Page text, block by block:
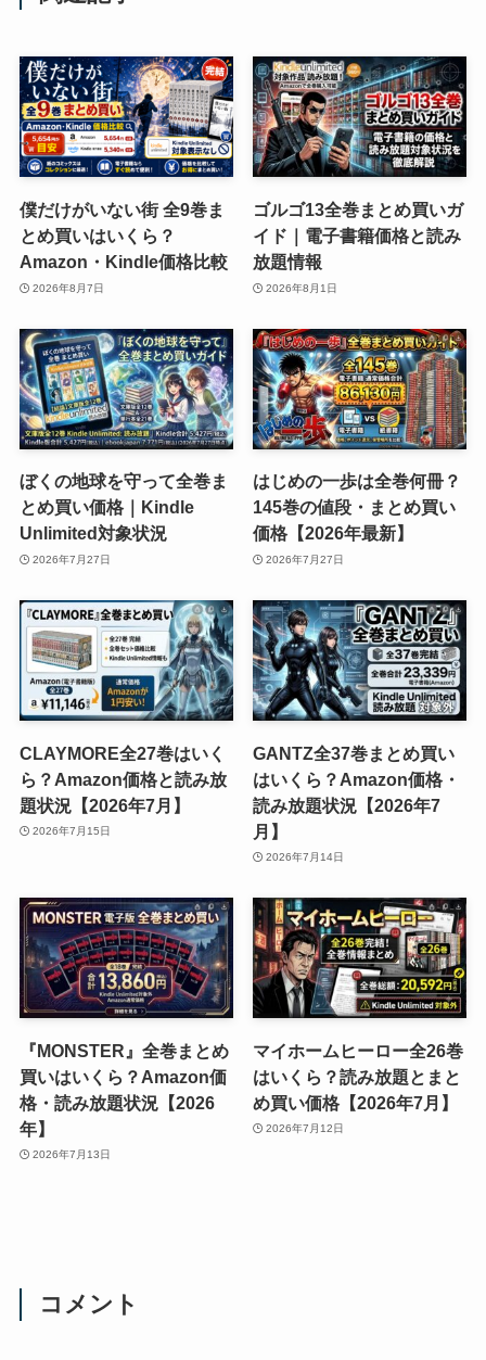
僕だけがいない街 全9巻ま
とめ買いはいくら？
Amazon・Kindle価格比較
2026年8月7日
ゴルゴ13全巻まとめ買いガ
イド｜電子書籍価格と読み
放題情報
2026年8月1日
ぼくの地球を守って全巻ま
とめ買い価格｜Kindle
Unlimited対象状況
2026年7月27日
はじめの一歩は全巻何冊？
145巻の値段・まとめ買い
価格【2026年最新】
2026年7月27日
CLAYMORE全27巻はいく
ら？Amazon価格と読み放
題状況【2026年7月】
2026年7月15日
GANTZ全37巻まとめ買い
はいくら？Amazon価格・
読み放題状況【2026年7
月】
2026年7月14日
『MONSTER』全巻まとめ
買いはいくら？Amazon価
格・読み放題状況【2026
年】
2026年7月13日
マイホームヒーロー全26巻
はいくら？読み放題とまと
め買い価格【2026年7月】
2026年7月12日
コメント